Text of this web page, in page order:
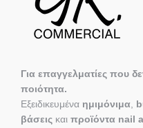
Για επαγγελματίες που
ποιότητα.
Εξειδικευμένα ημιμόνιμα
βάσεις και προϊόντα nail